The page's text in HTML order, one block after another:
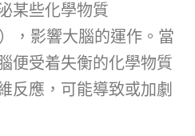
某些化學物質
，影響大腦的運作。當
便受着失衡的化學物質
反應，可能導致或加劇